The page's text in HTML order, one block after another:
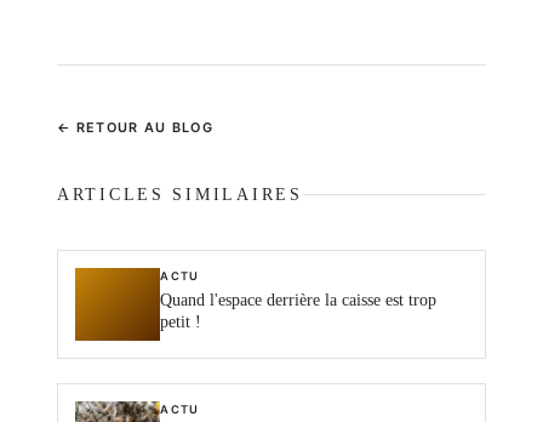
← RETOUR AU BLOG
ARTICLES SIMILAIRES
ACTU
Quand l'espace derrière la caisse est trop
petit !
ACTU